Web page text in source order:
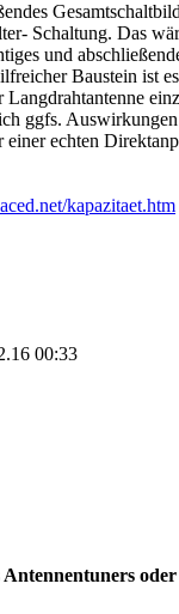
Schaltung. Das
und
Baustein ist
ggfs.
echten
kapazitaet.htm
00:33
Antennentuners